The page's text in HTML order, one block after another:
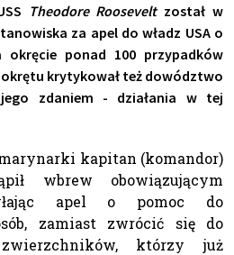
Theodore Rooseveltzostał w
za apel do władz USA o
ponad 100 przypadków
krytykował też dowództwo
zdaniem - działania w tej
kapitan (komandor)
wbrew obowiązującym
apel o pomoc do
zamiast zwrócić się do
którzy już